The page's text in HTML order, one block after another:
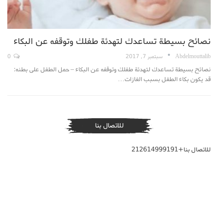
نصائح بسيطة تساعدك لتهدئة طفلك وتوقفه عن البكاء
Abdelmouttalib سبتمبر 7, 2017
نصائح بسيطة تساعدك لتهدئة طفلك وتوقفه عن البكاء – حمل الطفل على بطنه:
قد يكون بكاء الطفل بسبب الغازات…
للاتصال بنا
للاتصال بنا+212614999191